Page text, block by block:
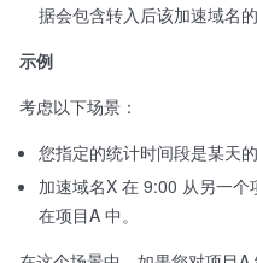
据会包含转入后该加速域名的
示例
考虑以下场景：
您指定的统计时间段是某天
加速域名X 在 9:00 从另一
在项目A 中。